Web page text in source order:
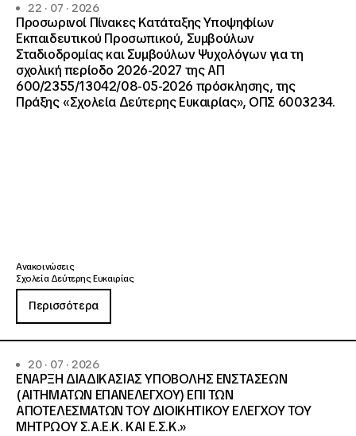
22 · 07 · 2026
Προσωρινοί Πίνακες Κατάταξης Υποψηφίων
Εκπαιδευτικού Προσωπικού, Συμβούλων
Σταδιοδρομίας και Συμβούλων Ψυχολόγων για τη
σχολική περίοδο 2026-2027 της ΑΠ
600/2355/13042/08-05-2026 πρόσκλησης, της
Πράξης «Σχολεία Δεύτερης Ευκαιρίας», ΟΠΣ 6003234.
Ανακοινώσεις
Σχολεία Δεύτερης Ευκαιρίας
Περισσότερα
20 · 07 · 2026
ΕΝΑΡΞΗ ΔΙΑΔΙΚΑΣΙΑΣ ΥΠΟΒΟΛΗΣ ΕΝΣΤΑΣΕΩΝ
(ΑΙΤΗΜΑΤΩΝ ΕΠΑΝΕΛΕΓΧΟΥ) ΕΠΙ ΤΩΝ
ΑΠΟΤΕΛΕΣΜΑΤΩΝ ΤΟΥ ΔΙΟΙΚΗΤΙΚΟΥ ΕΛΕΓΧΟΥ ΤΟΥ
ΜΗΤΡΩΟΥ Σ.Α.Ε.Κ. ΚΑΙ Ε.Σ.Κ.»